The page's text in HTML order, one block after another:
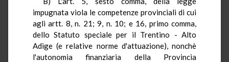
impugnata viola le competenze provinciali di cui
agli artt. 8, n. 21; 9, n. 10; e 16, primo comma,
dello Statuto speciale per il Trentino - Alto
Adige (e relative norme d'attuazione), nonchè
l'autonomia finanziaria della Provincia